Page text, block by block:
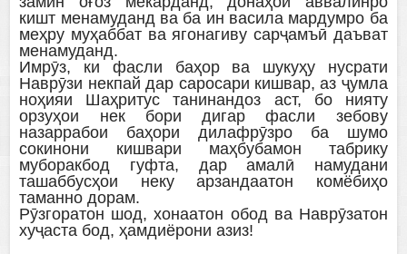
кишт менамуданд ва ба ин васила мардумро ба
меҳру муҳаббат ва ягонагиву сарҷамъӣ даъват
менамуданд.
Имрӯз, ки фасли баҳор ва шукуҳу нусрати
Наврӯзи некпай дар саросари кишвар, аз ҷумла
ноҳияи Шаҳритус танинандоз аст, бо нияту
орзуҳои нек бори дигар фасли зебову
назаррабои баҳори дилафрӯзро ба шумо
сокинони кишвари маҳбубамон табрику
муборакбод гуфта, дар амалӣ намудани
ташаббусҳои неку арзандаатон комёбиҳо
таманно дорам.
Рӯзгоратон шод, хонаатон обод ва Наврӯзатон
хуҷаста бод, ҳамдиёрони азиз!